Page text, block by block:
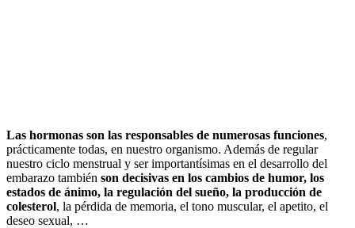
Las hormonas son las responsables de numerosas funciones,
prácticamente todas, en nuestro organismo. Además de regular
nuestro ciclo menstrual y ser importantísimas en el desarrollo del
embarazo también son decisivas en los cambios de humor, los
estados de ánimo, la regulación del sueño, la producción de
colesterol, la pérdida de memoria, el tono muscular, el apetito, el
deseo sexual, …